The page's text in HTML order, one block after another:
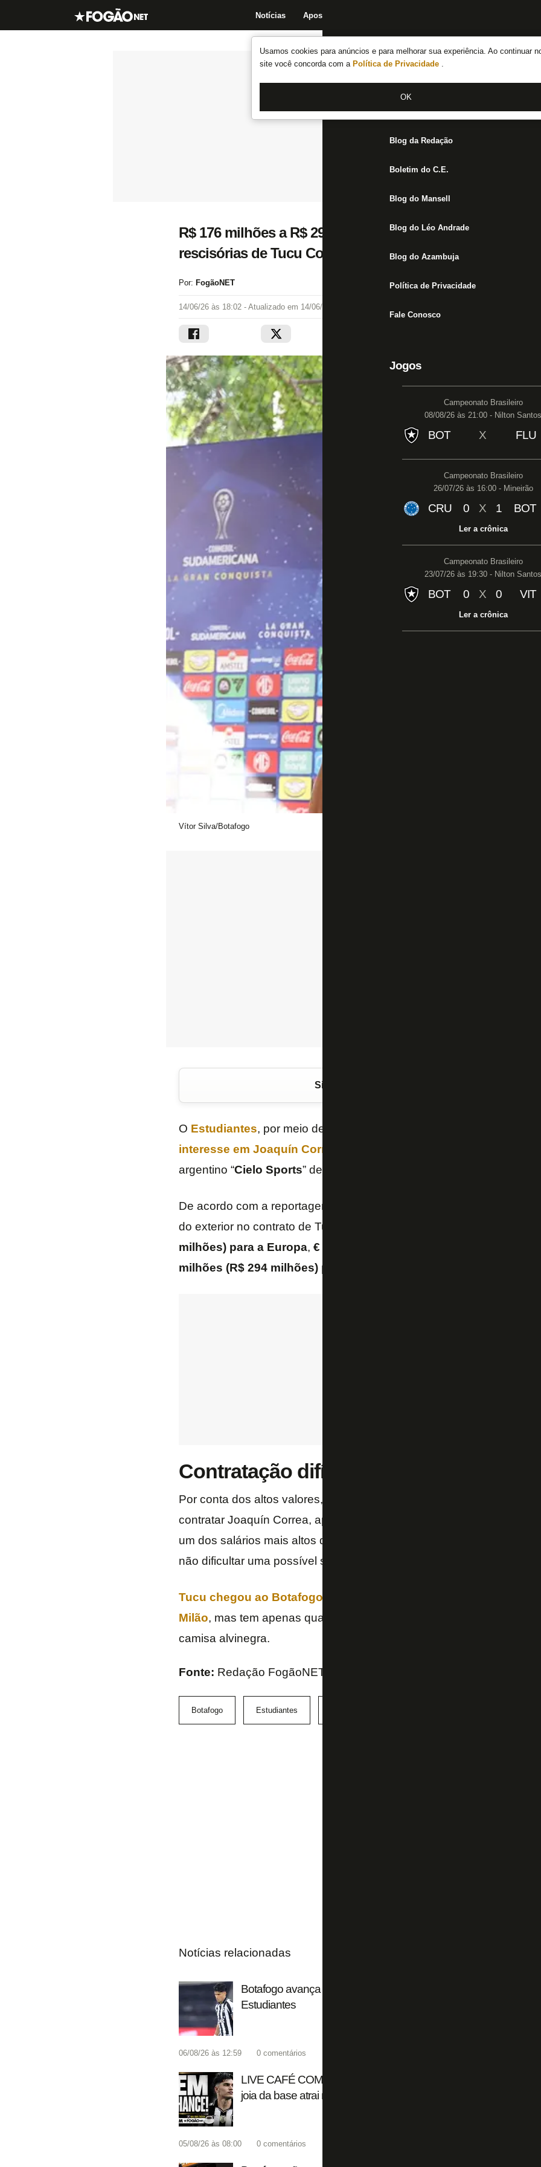
Usamos cookies para anúncios e para melhorar sua experiência. Ao continuar
site você concorda com a Política de Privacidade .
OK
Notícias Apostas
Notícias do Botafogo
Fórum
Jogos
Blog da Redação
Boletim do C.E.
Blog do Mansell
Blog do Léo Andrade
Blog do Azambuja
Política de Privacidade
Fale Conosco
Jogos
Campeonato Brasileiro
08/08/26 às 21:00 - Nilton Santos
BOT X FLU
Campeonato Brasileiro
26/07/26 às 16:00 - Mineirão
CRU 0 X 1 BOT
Ler a crônica
Campeonato Brasileiro
23/07/26 às 19:30 - Nilton Santos
BOT 0 X 0 VIT
Ler a crônica
R$ 176 milhões a R$ 294 milhões: site argentino divulga
rescisórias de Tucu Correa, atacante do Botafogo e alvo
Por: FogãoNET
14/06/26 às 18:02 - Atualizado em 14/06/26 às 18:02
Vítor Silva/Botafogo
Siga o FogãoNET
O Estudiantes, por meio de seu presidente,
interesse em Joaquín Correa
argentino “Cielo Sports” deu mais detalhes da situação do atleta.
De acordo com a reportagem, o Botafogo estipulou três multas
do exterior no contrato de Tucu, que vai até o fim de 2027:
milhões) para a Europa, € 40 milhões (R$ 235 milhões) para a
milhões (R$ 294 milhões) para ligas emergentes
Contratação difícil, mas…
Por conta dos altos valores, o “Cielo Sports” afirma ser difícil o
contratar Joaquín Correa, apesar do atacante não ter
um dos salários mais altos do elenco, motivos que podem fazer a
não dificultar uma possível saída na janela de julho.
Tucu chegou ao Botafogo para o Super Mundial de Clubes de
Milão, mas tem apenas quatro gols marcados e quatro assistências
camisa alvinegra.
Fonte: Redação FogãoNET e Cielo Sports
Botafogo Estudiantes
Notícias relacionadas
Botafogo avança por acordo de rescisão com Joaquín Correa,
Estudiantes
06/08/26 às 12:59 0 comentários
LIVE CAFÉ COM FOGÃONET | Botafogo não pretende
joia da base atrai mercado externo
05/08/26 às 08:00 0 comentários